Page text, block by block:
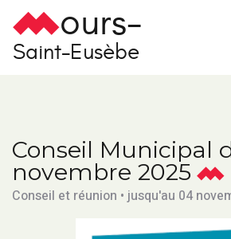
ours-
Saint-Eusèbe
Conseil Municipal
novembre 2025
Conseil et réunion • jusqu'au 04